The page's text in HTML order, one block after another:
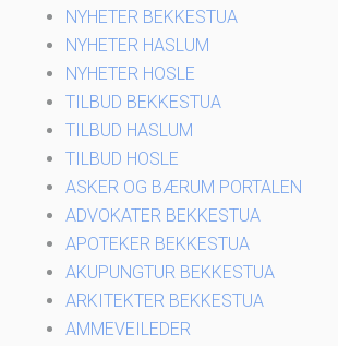
NYHETER BEKKESTUA
NYHETER HASLUM
NYHETER HOSLE
TILBUD BEKKESTUA
TILBUD HASLUM
TILBUD HOSLE
ASKER OG BÆRUM PORTALEN
ADVOKATER BEKKESTUA
APOTEKER BEKKESTUA
AKUPUNGTUR BEKKESTUA
ARKITEKTER BEKKESTUA
AMMEVEILEDER